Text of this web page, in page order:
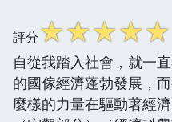
評分☆☆☆☆☆
自從我踏入社會，就一
的國傢經濟蓬勃發展，
麼樣的力量在驅動著經